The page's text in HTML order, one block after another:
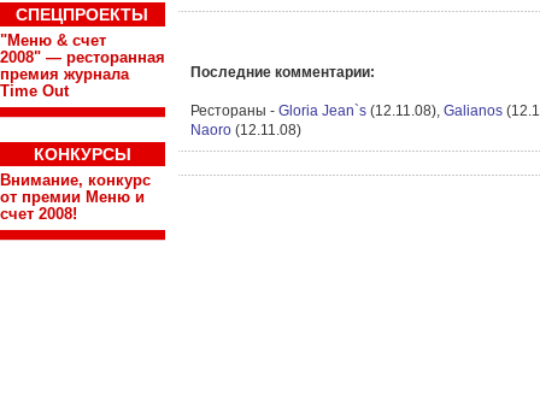
СПЕЦПРОЕКТЫ
"Меню & счет
2008" — ресторанная
премия журнала
Time Out
КОНКУРСЫ
Внимание, конкурс
от премии Меню и
счет 2008!
Последние комментарии:
Рестораны - Gloria Jean`s (12.11.08), Galianos
Naoro (12.11.08)